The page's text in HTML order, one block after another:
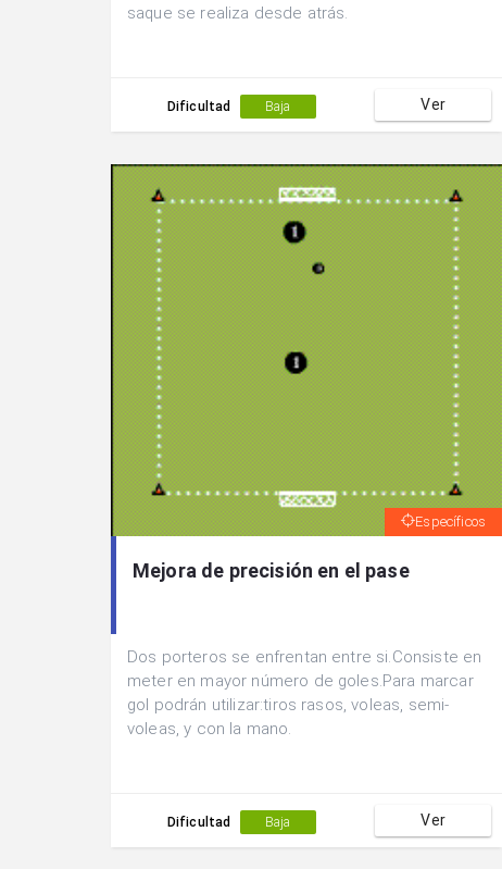
saque se realiza desde atrás.
Dificultad Baja Ver
Específicos
Mejora de precisión en el pase
Dos porteros se enfrentan entre si.Consiste en
meter en mayor número de goles.Para marcar
gol podrán utilizar:tiros rasos, voleas, semi-
voleas, y con la mano.
Dificultad Baja Ver